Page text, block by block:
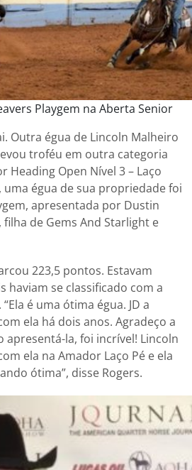
Playgem na Aberta Senior
Outra égua de Lincoln Malheiro
troféu em outra categoria
Heading Open Nível 3 – Laço
uma égua de sua propriedade foi
apresentada por Dustin
filha de Gems And Starlight e
223,5 pontos. Estavam
haviam se classificado com a
é uma ótima égua. JD a
ela há dois anos. Agradeço a
apresentá-la, foi incrível! Lincoln
ela na Amador Laço Pé e ela
ótima”, disse Rogers.